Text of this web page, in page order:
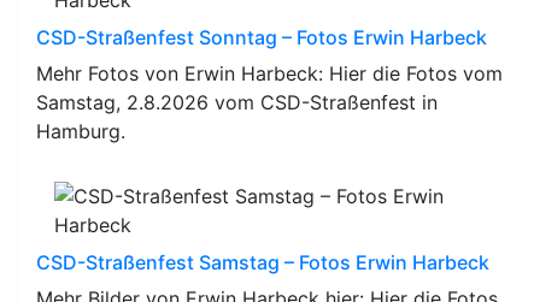
CSD-Straßenfest Sonntag – Fotos Erwin Harbeck
Mehr Fotos von Erwin Harbeck: Hier die Fotos vom
Samstag, 2.8.2026 vom CSD-Straßenfest in
Hamburg.
CSD-Straßenfest Samstag – Fotos Erwin Harbeck